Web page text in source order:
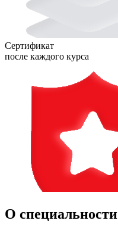
Сертификат
после каждого курса
О специальности